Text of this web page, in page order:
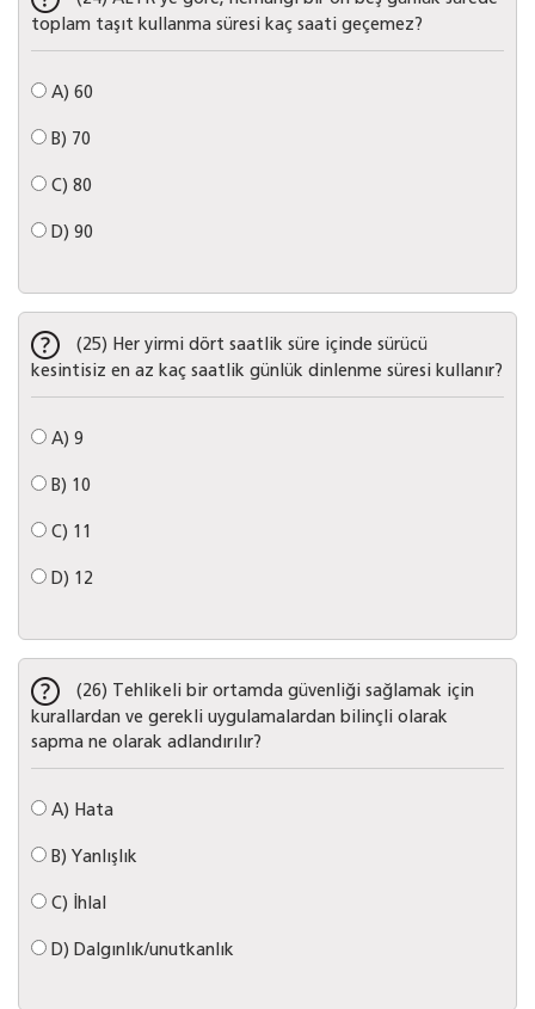
toplam taşıt kullanma süresi kaç saati geçemez?
A) 60
B) 70
C) 80
D) 90
(25) Her yirmi dört saatlik süre içinde sürücü
kesintisiz en az kaç saatlik günlük dinlenme süresi kullanır?
A) 9
B) 10
C) 11
D) 12
(26) Tehlikeli bir ortamda güvenliği sağlamak için
kurallardan ve gerekli uygulamalardan bilinçli olarak
sapma ne olarak adlandırılır?
A) Hata
B) Yanlışlık
C) İhlal
D) Dalgınlık/unutkanlık